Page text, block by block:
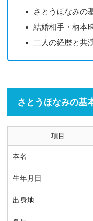
さとうほなみの
結婚相手・柄本
二人の経歴と共
さとうほなみの基
項目
本名
生年月日
出身地